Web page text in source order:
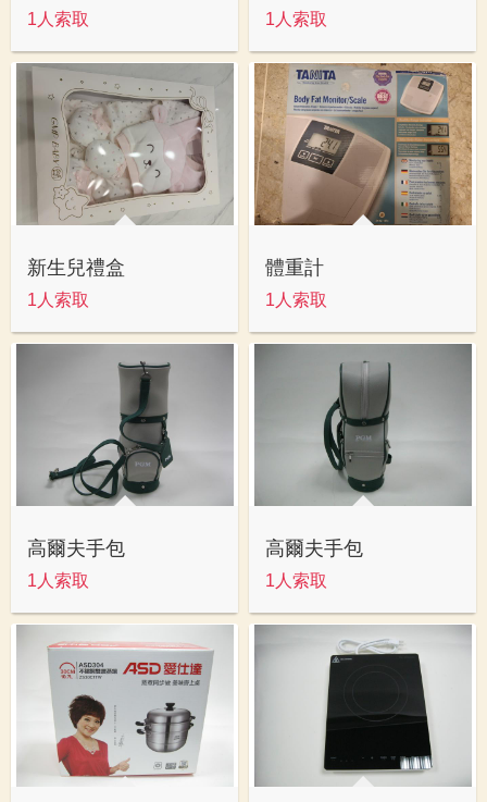
1人索取 1人索取
新生兒禮盒
1人索取
體重計
1人索取
高爾夫手包
1人索取
高爾夫手包
1人索取